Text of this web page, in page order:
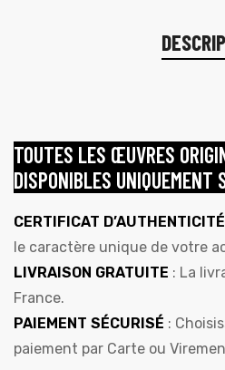
TOUTES LES ŒUVRES
DISPONIBLES UNIQUEMENT
CERTIFICAT D’AUTHENTICITÉ
le caractère unique de votre
LIVRAISON GRATUITE : La
France.
PAIEMENT SÉCURISÉ :
paiement par Carte ou